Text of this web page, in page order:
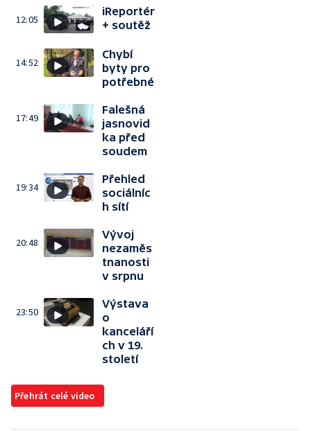
12:05
iReportér
+ soutěž
14:52
Chybí
byty pro
potřebné
17:49
Falešná
jasnovid
ka před
soudem
19:34
Přehled
sociálníc
h sítí
20:48
Vývoj
nezaměs
tnanosti
v srpnu
23:50
Výstava
o
kanceláří
ch v 19.
století
Přehrát celé video